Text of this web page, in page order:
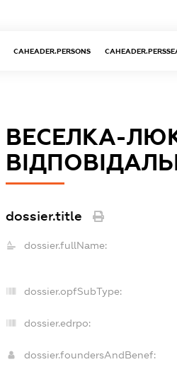
CAHEADER.PERSONS
ВЕСЕЛКА-
dossier.title
dossier.fullName:
dossier.opfSubType:
dossier.edrpo:
dossier.foundersAndBenef: